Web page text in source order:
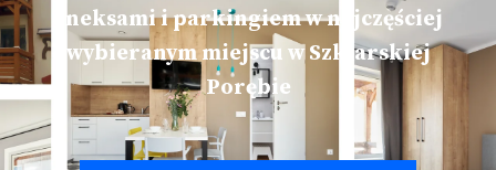
aneksami i parkingiem w najczęściej
wybieranym miejscu w Szklarskiej
Porębie